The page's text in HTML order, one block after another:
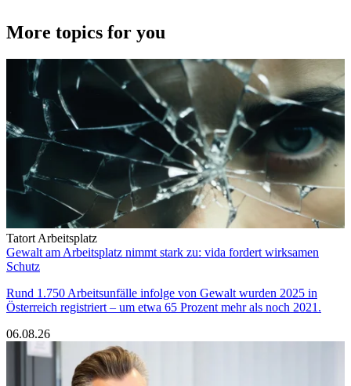
More topics for you
Tatort Arbeitsplatz
Gewalt am Arbeitsplatz nimmt stark zu: vida fordert wirksamen
Schutz
Rund 1.750 Arbeitsunfälle infolge von Gewalt wurden 2025 in
Österreich registriert – um etwa 65 Prozent mehr als noch 2021.
06.08.26